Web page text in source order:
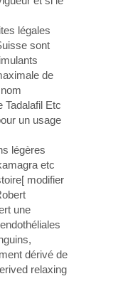
légales
sont
de
Tadalafil Etc
un usage
légères
etc
modifier
une
dérivé de
relaxing